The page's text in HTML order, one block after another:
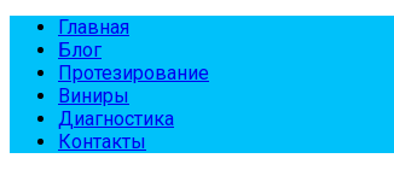
Главная
Блог
Протезирование
Виниры
Диагностика
Контакты